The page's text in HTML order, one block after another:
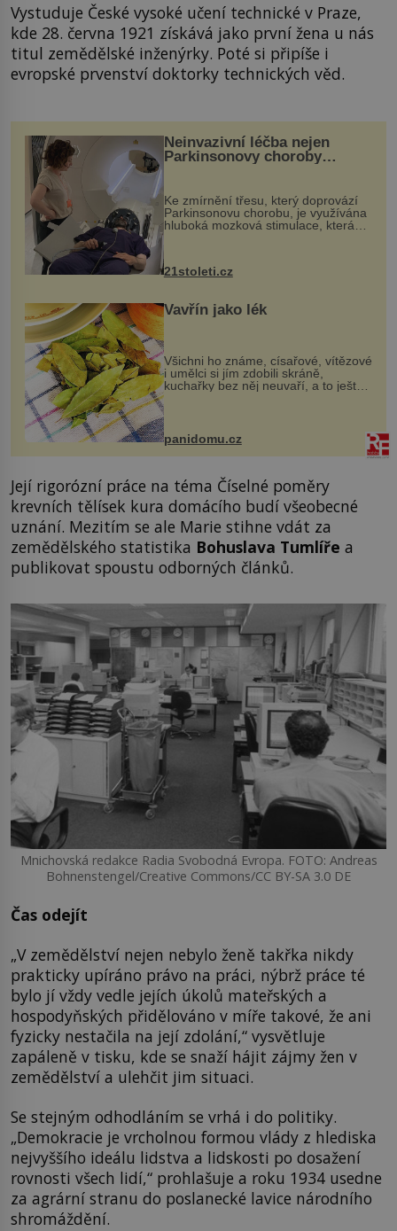
Vystuduje České vysoké učení technické v Praze,
kde 28. června 1921 získává jako první žena u nás
titul zemědělské inženýrky. Poté si připíše i
evropské prvenství doktorky technických věd.
Neinvazivní léčba nejen
Parkinsonovy choroby
Ke zmírnění třesu, který doprovází
Parkinsonovu chorobu, je využívána
hluboká mozková stimulace, která
však vyžaduje vysoce invazivní
k dostatečně přesnému zacílení ...
21stoleti.cz
Vavřín jako lék
Všichni ho známe, císařové, vítězové
i umělci si jím zdobili skráně,
kuchařky bez něj neuvaří, a to ještě
nevíte, že bobkový list může výrazně
zmírnit některé naše neduhy.
Obsahuje v malém množství ně...
panidomu.cz
Její rigorózní práce na téma Číselné poměry
krevních tělísek kura domácího budí všeobecné
uznání. Mezitím se ale Marie stihne vdát za
zemědělského statistika Bohuslava Tumlíře a
publikovat spoustu odborných článků.
Mnichovská redakce Radia Svobodná Evropa. FOTO: Andreas
Bohnenstengel/Creative Commons/CC BY-SA 3.0 DE
Čas odejít
„V zemědělství nejen nebylo ženě takřka nikdy
prakticky upíráno právo na práci, nýbrž práce té
bylo jí vždy vedle jejích úkolů mateřských a
hospodyňských přidělováno v míře takové, že ani
fyzicky nestačila na její zdolání,“ vysvětluje
zapáleně v tisku, kde se snaží hájit zájmy žen v
zemědělství a ulehčit jim situaci.
Se stejným odhodláním se vrhá i do politiky.
„Demokracie je vrcholnou formou vlády z hlediska
nejvyššího ideálu lidstva a lidskosti po dosažení
rovnosti všech lidí,“ prohlašuje a roku 1934 usedne
za agrární stranu do poslanecké lavice národního
shromáždění.